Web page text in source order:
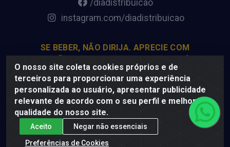
O nosso site coleta cookies próprios e de
terceiros para proporcionar uma experiência
personalizada ao usuário, apresentar publicidade
relevante de acordo com o seu perfil e melhorar a
qualidade do nosso site.
Aceito
Negar não essenciais
Preferências de Cookies
/diadistribuicao
instagram.com/diadistribuicao
SE BEBER, NÃO DIRIJA. APRECIE COM
É PROIBIDA PARA MENORES DE 18 ANOS.
Dia Distribuição - Rodovia BR-232, 22.5 - Pedreiras,
Moreno - PE, 54800-000 - CNPJ 69.944.973/0001-85